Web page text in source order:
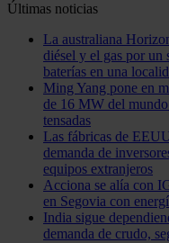
Últimas noticias
La australiana
diésel y el gas por un
baterías en una
Ming Yang pone en
de 16 MW del
tensadas
Las fábricas de
demanda de
equipos extranjeros
Acciona se alía con
en Segovia con
India sigue
demanda de crudo,